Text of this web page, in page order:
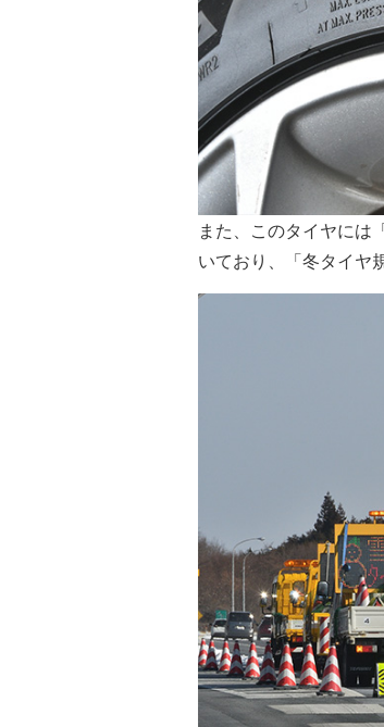
また、このタイヤには
いており、「冬タイヤ